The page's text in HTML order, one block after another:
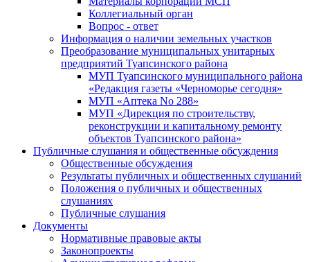
Коллегиальный орган
Вопрос - ответ
Информация о наличии земельных участков
Преобразование муниципальных унитарных
предприятий Туапсинского района
МУП Туапсинского муниципального района
«Редакция газеты «Черноморье сегодня»
МУП «Аптека No 288»
МУП «Дирекция по строительству,
реконструкции и капитальному ремонту
объектов Туапсинского района»
Публичные слушания и общественные обсуждения
Общественные обсуждения
Результаты публичных и общественных слушаний
Положения о публичных и общественных
слушаниях
Публичные слушания
Документы
Нормативные правовые акты
Законопроекты